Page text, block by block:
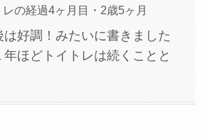
レの経過4ヶ月目・2歳5ヶ月
は好調！みたいに書きました
年ほどトイトレは続くことと